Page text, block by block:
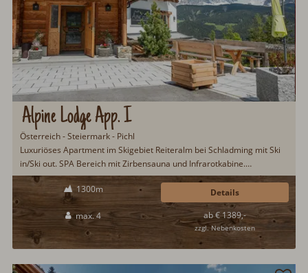
Alpine Lodge App. I
Österreich - Steiermark - Pichl
Luxuriöses Apartment im Skigebiet Reiteralm bei Schladming mit Ski
in/Ski out. SPA Bereich mit Zirbensauna und Infrarotkabine.
Frühstücksservice auf Wunsch möglich. Im Sommer gibt es die
Schladming-Dachstein-Sommercard mit zahlreichen Attraktionen für
alle Gäste. Großer Abenteuerspielplatz für Kinder...
1300m
max. 4 ab € 1389,-
zzgl. Nebenkosten
Details